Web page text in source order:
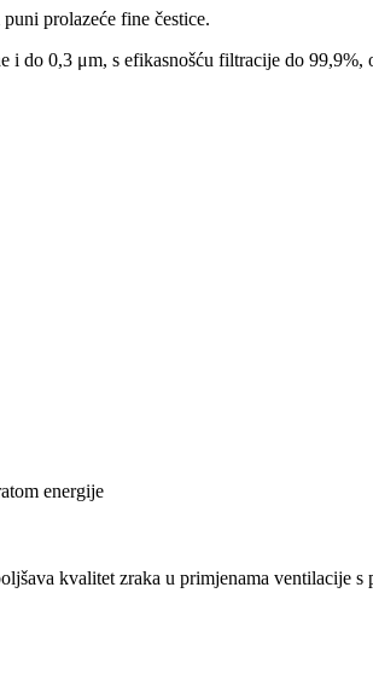
prolazeće fine čestice.
0,3 μm, s efikasnošću filtracije do
energije
kvalitet zraka u primjenama ventilacije s